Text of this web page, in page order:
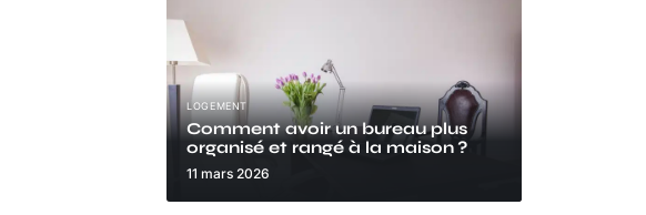
LOGEMENT
Comment avoir un bureau plus
organisé et rangé à la maison ?
11 mars 2026